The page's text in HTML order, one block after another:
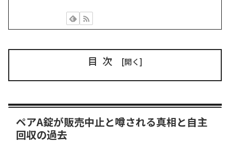
目次
ペアA錠が販売中止と噂される真相と自主
回収の過去